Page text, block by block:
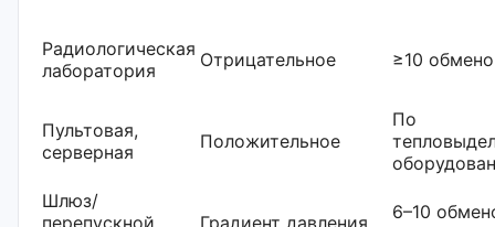
Радиологическая
лаборатория
Отрицательное ≥10
Пультовая,
серверная
Положительное
По
Шлюз/
перепускной
Градиент давления
6–10